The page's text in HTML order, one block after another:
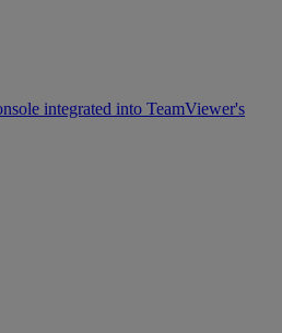
integrated into TeamViewer's